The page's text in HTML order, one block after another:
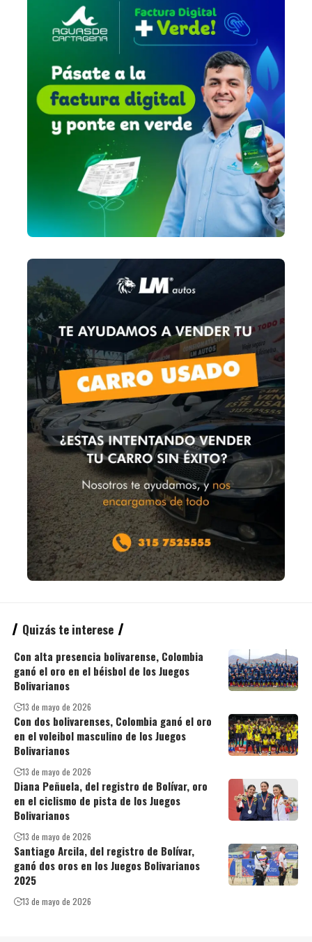
Quizás te interese
Con alta presencia bolivarense, Colombia
ganó el oro en el béisbol de los Juegos
Bolivarianos
13 de mayo de 2026
Con dos bolivarenses, Colombia ganó el oro
en el voleibol masculino de los Juegos
Bolivarianos
13 de mayo de 2026
Diana Peñuela, del registro de Bolívar, oro
en el ciclismo de pista de los Juegos
Bolivarianos
13 de mayo de 2026
Santiago Arcila, del registro de Bolívar,
ganó dos oros en los Juegos Bolivarianos
2025
13 de mayo de 2026